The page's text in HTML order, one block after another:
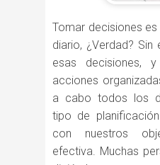
Tomar decisiones
diario, ¿Verdad? Sin
esas decisiones,
acciones
a cabo todos los
tipo de
con nuestros
efectiva. Muchas